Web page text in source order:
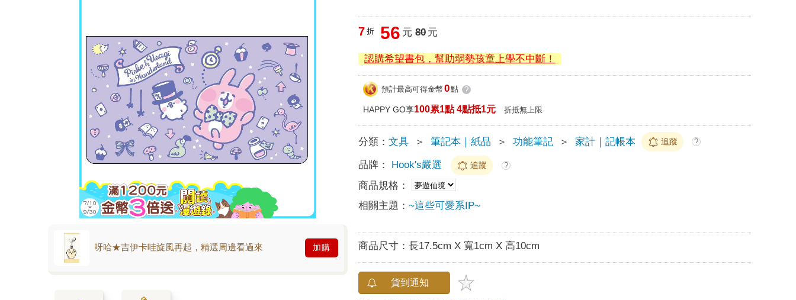
呀哈★吉伊卡哇旋風再起，精選周邊看過來 加購
7 折 56 元 80元
認購希望書包，幫助弱勢孩童上學不中斷！
預計最高可得金幣 0點 ?
HAPPY GO享100累1點 4點抵1元 折抵無上限
分類：文具 ＞ 筆記本｜紙品 ＞ 功能筆記 ＞ 家計｜記帳本 追蹤 ?
品牌： Hook's嚴選 追蹤 ?
商品規格：
相關主題：~這些可愛系IP~
商品尺寸：長17.5cm X 寬1cm X 高10cm
貨到通知